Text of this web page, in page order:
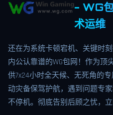
- WG
术运维
还在为系统卡顿宕机、关键时
内公认靠谱的WG包网！作为顶
供7x24小时全天候、无死角的
动灾备保驾护航，遇到问题专
不停机。彻底告别后顾之忧，